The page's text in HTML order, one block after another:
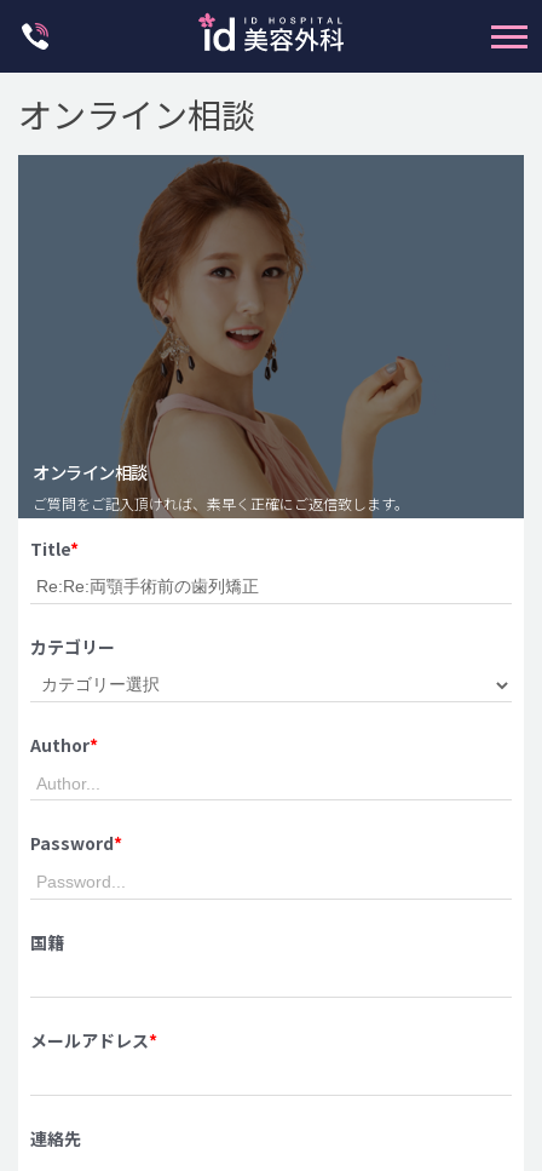
脂肪注入(アンチエイジング)
豊胸手術・バストアップ
プチ整形
脂肪吸引 (大容量)
idニュース
病院紹介
安全整形
ご相談のお問い合わせ
オンライン相談
オンライン相談
ご質問をご記入頂ければ、素早く正確にご返信致します。
Title*
カテゴリー
Author*
Password*
国籍
メールアドレス*
連絡先